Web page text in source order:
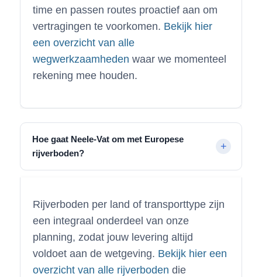
time en passen routes proactief aan om
vertragingen te voorkomen. Bekijk hier
een overzicht van alle
wegwerkzaamheden waar we momenteel
rekening mee houden.
Hoe gaat Neele-Vat om met Europese
rijverboden?
Rijverboden per land of transporttype zijn
een integraal onderdeel van onze
planning, zodat jouw levering altijd
voldoet aan de wetgeving. Bekijk hier een
overzicht van alle rijverboden die